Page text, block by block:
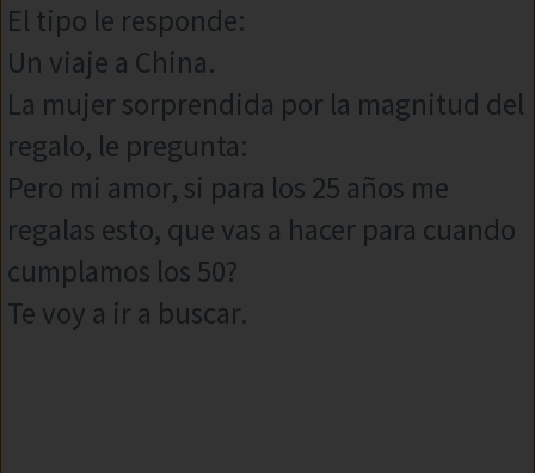
El tipo le responde:
Un viaje a China.
La mujer sorprendida por la magnitud del
regalo, le pregunta:
Pero mi amor, si para los 25 años me
regalas esto, que vas a hacer para cuando
cumplamos los 50?
Te voy a ir a buscar.